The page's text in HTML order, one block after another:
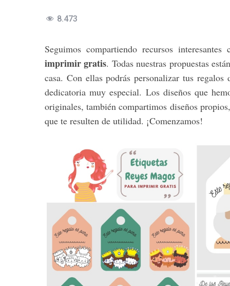
8.473
Seguimos compartiendo recursos interesantes
imprimir gratis. Todas nuestras propuestas
casa. Con ellas podrás personalizar tus
dedicatoria muy especial. Los diseños que
originales, también compartimos diseños
que te resulten de utilidad. ¡Comenzamos!